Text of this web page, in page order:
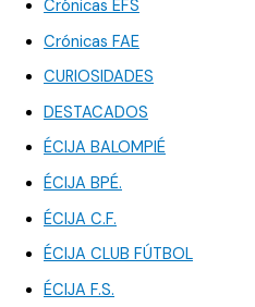
Crónicas EFS
Crónicas FAE
CURIOSIDADES
DESTACADOS
ÉCIJA BALOMPIÉ
ÉCIJA BPÉ.
ÉCIJA C.F.
ÉCIJA CLUB FÚTBOL
ÉCIJA F.S.